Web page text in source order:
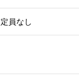
定員なし